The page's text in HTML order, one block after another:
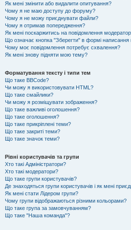
Як мені змінити або видалити опитування?
Чому я не маю доступу до форуму?
Чому я не можу приєднувати файли?
Чому я отримав попередження?
Як мені поскаржитись на повідомлення
Що означає кнопка "Зберегти" в формі написання
Чому моє повідомлення потребує схвалення?
Як мені знову підняти мою тему?
Форматування тексту і типи тем
Що таке BBCode?
Чи можу я використовувати HTML?
Що таке смайлики?
Чи можу я розміщувати зображення?
Що таке важливі оголошення?
Що таке оголошення?
Що таке прикріплені теми?
Що таке закриті теми?
Що таке значок теми?
Рівні користувачів та групи
Хто такі Адміністратори?
Хто такі модератори?
Що таке групи користувачів?
Де знаходяться групи користувачів і як мені
Як мені стати Лідером групи?
Чому групи відображаються різними кольорами?
Що таке група за замовчуванням?
Що таке "Наша команда"?